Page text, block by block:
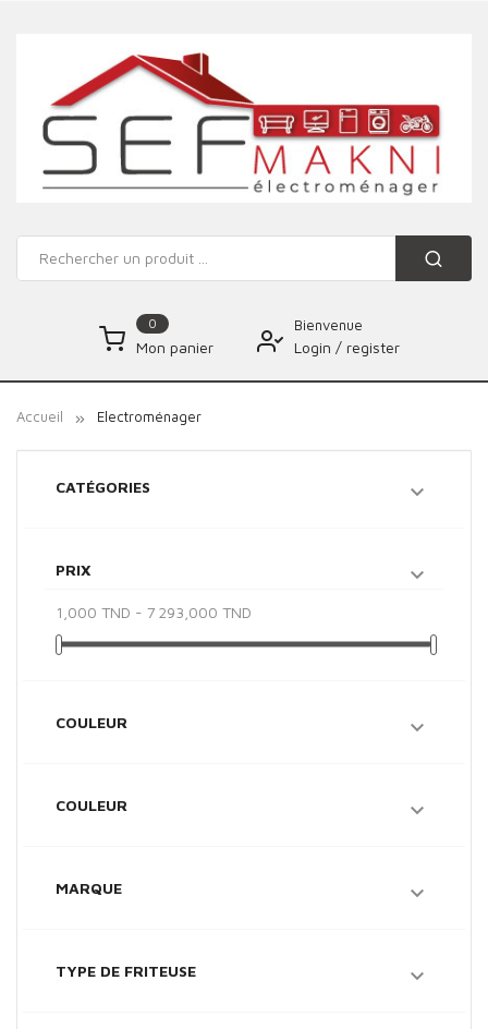
0
Mon panier
Bienvenue
Login / register
Accueil Electroménager
CATÉGORIES 
PRIX 
1,000 TND - 7 293,000 TND
COULEUR 
COULEUR 
MARQUE 
TYPE DE FRITEUSE 